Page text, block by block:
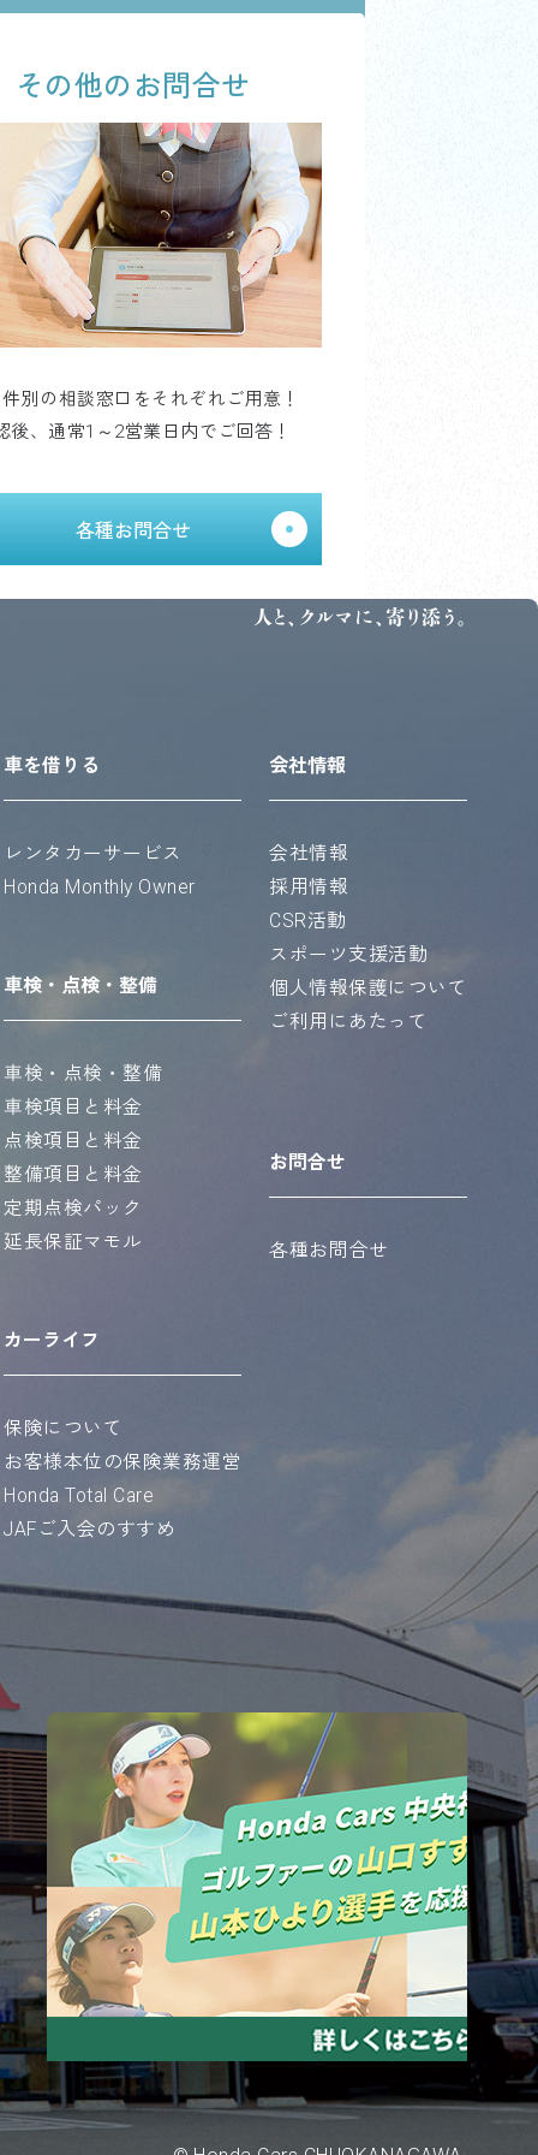
その他のお問合せ
別の相談窓口をそれぞれご用意！
後、通常1～2営業日内でご回答！
各種お問合せ
人と、クルマに、寄り添う。
車を借りる
レンタカーサービス
Honda Monthly Owner
車検・点検・整備
車検・点検・整備
車検項目と料金
点検項目と料金
整備項目と料金
定期点検パック
延長保証マモル
カーライフ
保険について
お客様本位の保険業務運営
Honda Total Care
JAFご入会のすすめ
会社情報
会社情報
採用情報
CSR活動
スポーツ支援活動
個人情報保護について
ご利用にあたって
お問合せ
各種お問合せ